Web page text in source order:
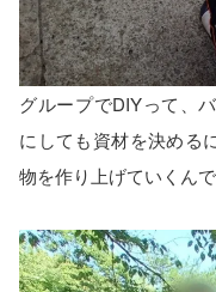
グループでDIYって、
にしても資材を決める
物を作り上げていくん